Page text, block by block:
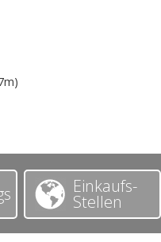
Einkaufs-
Stellen